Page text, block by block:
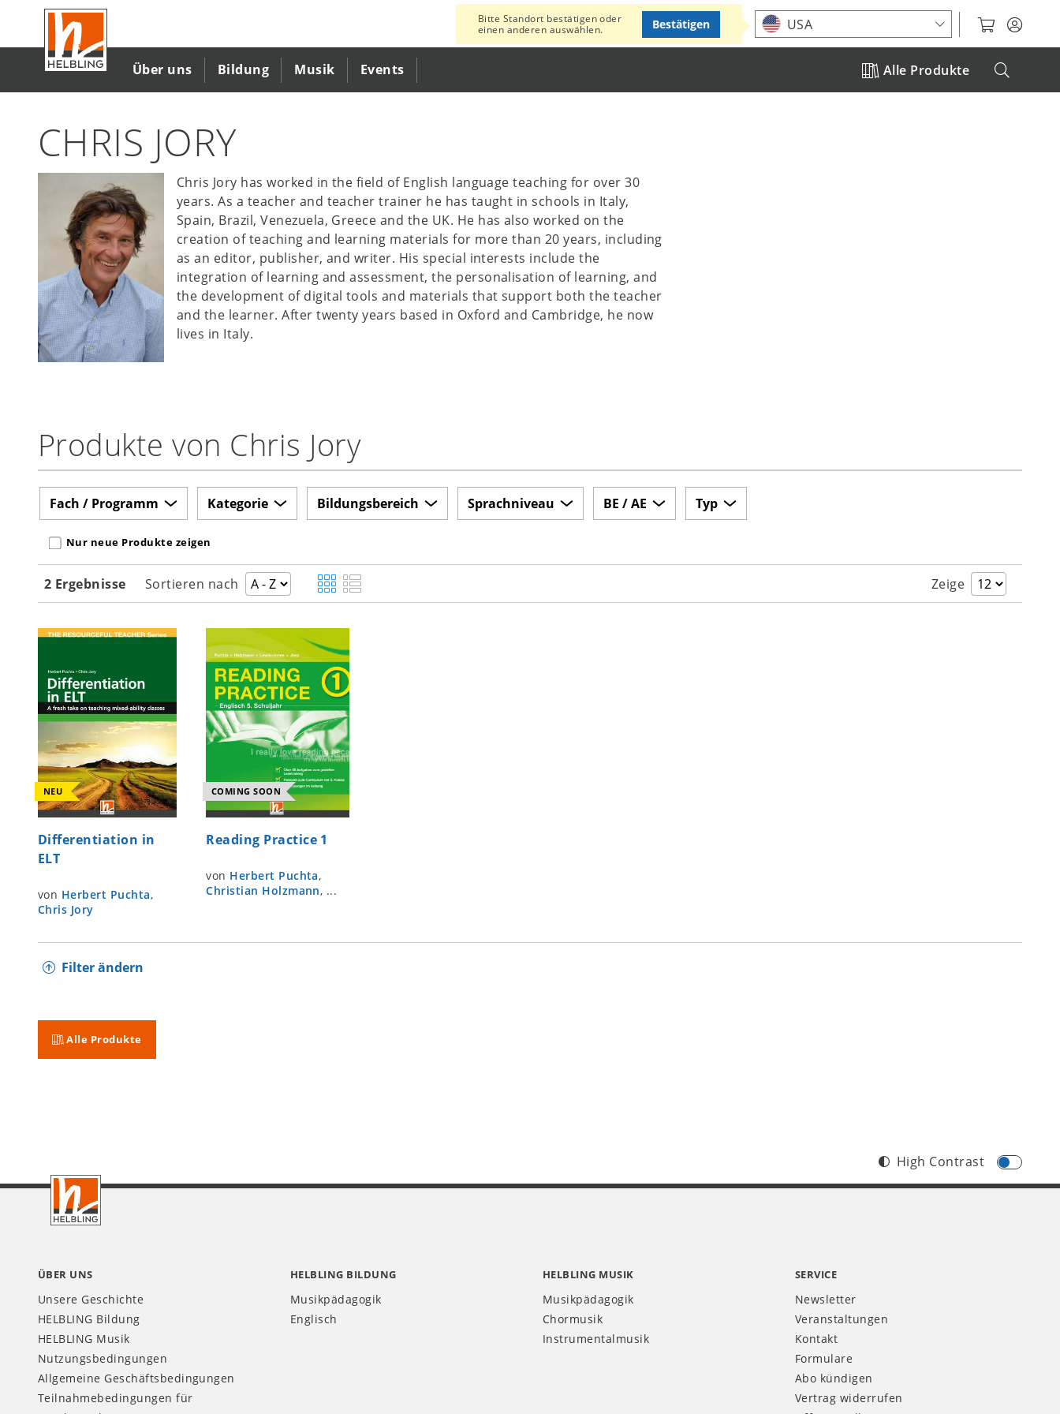
Inhalt
Standort auswählen
Über uns Bildung Musik Events Alle Produkte
Bitte Standort bestätigen oder
einen anderen auswählen.
USA
Bestätigen
CHRIS JORY
Chris Jory has worked in the field of English language teaching for over 30
years. As a teacher and teacher trainer he has taught in schools in Italy,
Spain, Brazil, Venezuela, Greece and the UK. He has also worked on the
creation of teaching and learning materials for more than 20 years, including
as an editor, publisher, and writer. His special interests include the
integration of learning and assessment, the personalisation of learning, and
the development of digital tools and materials that support both the teacher
and the learner. After twenty years based in Oxford and Cambridge, he now
lives in Italy.
Produkte von Chris Jory
Nur neue Produkte zeigen
Fach / Programm Kategorie Bildungsbereich Sprachniveau BE / AE Typ
2 Ergebnisse Sortieren nach Zeige
NEU
Differentiation in
ELT
von Herbert Puchta,
Chris Jory
COMING SOON
Reading Practice 1
von Herbert Puchta,
Christian Holzmann, ...
Filter ändern
Alle Produkte
Footer
High Contrast
ÜBER UNS
Unsere Geschichte
HELBLING Bildung
HELBLING Musik
Nutzungsbedingungen
Allgemeine Geschäftsbedingungen
Teilnahmebedingungen für
HELBLING BILDUNG
Musikpädagogik
Englisch
HELBLING MUSIK
Musikpädagogik
Chormusik
Instrumentalmusik
SERVICE
Newsletter
Veranstaltungen
Kontakt
Formulare
Abo kündigen
Vertrag widerrufen